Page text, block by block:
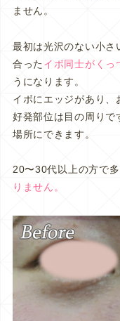
ません。
最初は光沢のない小さ
合った イボ同士がくっ
うになります。
イボにエッジがあり、
好発部位は目の周りで
場所にできます。
20〜30代以上の方で多
りません。